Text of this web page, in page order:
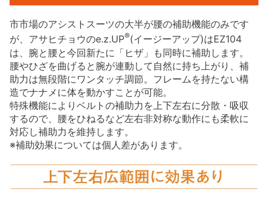
市市場のアシストスーツの大半が腰の補助機能のみです
が、アサヒチョウのe.z.UP®(イージーアップ)はEZ104
は、腕と腰と今回新たに「ヒザ」も同時に補助します。
腰やひざを曲げると腕が連動して自然に持ち上がり、補
助力は無段階にワンタッチ調節。フレームを持たない構
造でナナメに体を動かすことが可能。
特殊機能によりベルトの補助力を上下左右に分散・吸収
するので、腰をひねるなど左右非対称な動作にも柔軟に
対応し補助力を維持します。
※補助効果については個人差があります。